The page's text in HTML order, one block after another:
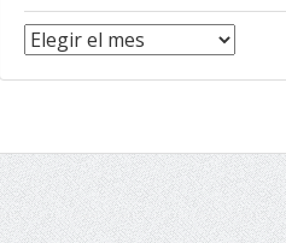
Noticias
(archivo)